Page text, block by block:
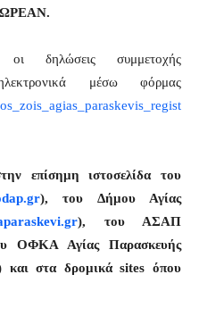
δηλώσεις συμμετοχής
μέσω φόρμας
επίσημη ιστοσελίδα του
.gr), του Δήμου Αγίας
), του ΑΣΑΠ
ΟΦΚΑ Αγίας Παρασκευής
και στα δρομικάsites όπου